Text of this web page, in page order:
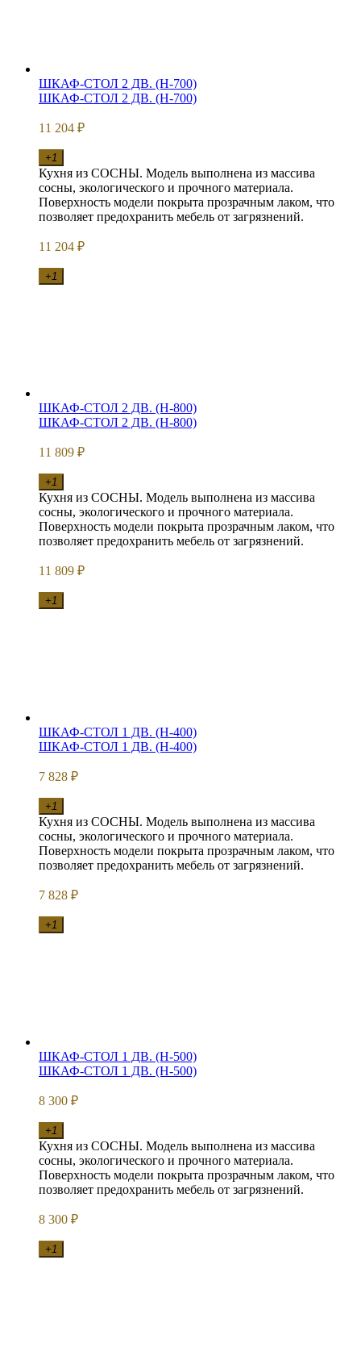
ШКАФ-СТОЛ 2 ДВ. (Н-700)
ШКАФ-СТОЛ 2 ДВ. (Н-700)
11 204 ₽
+1
Кухня из СОСНЫ. Модель выполнена из массива
сосны, экологического и прочного материала.
Поверхность модели покрыта прозрачным лаком, что
позволяет предохранить мебель от загрязнений.
11 204 ₽
+1
ШКАФ-СТОЛ 2 ДВ. (Н-800)
ШКАФ-СТОЛ 2 ДВ. (Н-800)
11 809 ₽
+1
Кухня из СОСНЫ. Модель выполнена из массива
сосны, экологического и прочного материала.
Поверхность модели покрыта прозрачным лаком, что
позволяет предохранить мебель от загрязнений.
11 809 ₽
+1
ШКАФ-СТОЛ 1 ДВ. (Н-400)
ШКАФ-СТОЛ 1 ДВ. (Н-400)
7 828 ₽
+1
Кухня из СОСНЫ. Модель выполнена из массива
сосны, экологического и прочного материала.
Поверхность модели покрыта прозрачным лаком, что
позволяет предохранить мебель от загрязнений.
7 828 ₽
+1
ШКАФ-СТОЛ 1 ДВ. (Н-500)
ШКАФ-СТОЛ 1 ДВ. (Н-500)
8 300 ₽
+1
Кухня из СОСНЫ. Модель выполнена из массива
сосны, экологического и прочного материала.
Поверхность модели покрыта прозрачным лаком, что
позволяет предохранить мебель от загрязнений.
8 300 ₽
+1